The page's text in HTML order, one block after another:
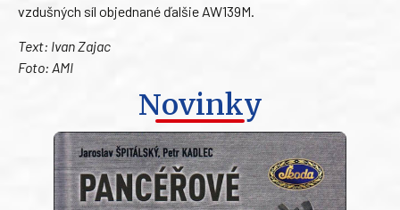
vzdušných síl objednané ďalšie AW139M.
Text: Ivan Zajac
Foto: AMI
Novinky